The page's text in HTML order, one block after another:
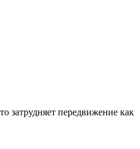
затрудняет передвижение как